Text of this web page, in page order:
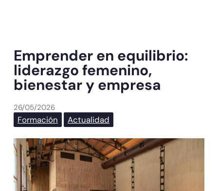
Emprender en equilibrio:
liderazgo femenino,
bienestar y empresa
26/05/2026
Formación Actualidad